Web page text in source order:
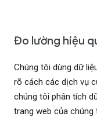
Đo lường hiệu
Chúng tôi dùng dữ
rõ cách các dịch vụ
chúng tôi phân tích
trang web của